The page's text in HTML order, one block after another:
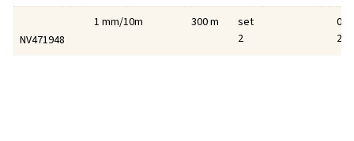
NV471948
1 mm/10m 300 m
set
2